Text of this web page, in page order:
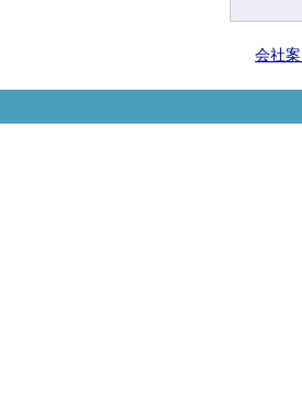
会社